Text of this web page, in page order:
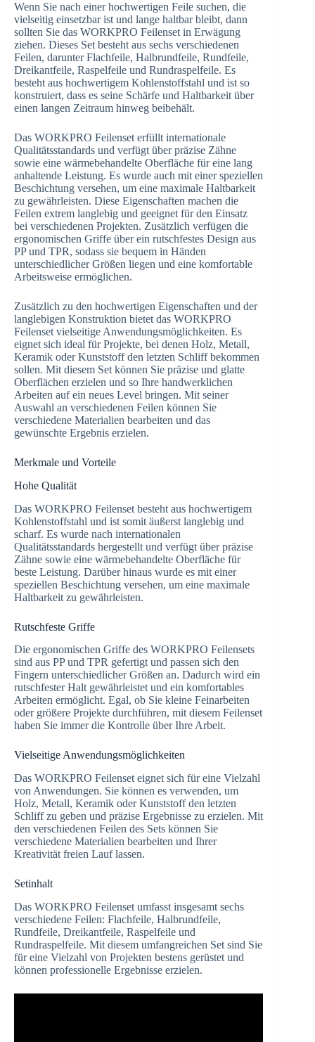
Wenn Sie nach einer hochwertigen Feile suchen, die
vielseitig einsetzbar ist und lange haltbar bleibt, dann
sollten Sie das WORKPRO Feilenset in Erwägung
ziehen. Dieses Set besteht aus sechs verschiedenen
Feilen, darunter Flachfeile, Halbrundfeile, Rundfeile,
Dreikantfeile, Raspelfeile und Rundraspelfeile. Es
besteht aus hochwertigem Kohlenstoffstahl und ist so
konstruiert, dass es seine Schärfe und Haltbarkeit über
einen langen Zeitraum hinweg beibehält.
Das WORKPRO Feilenset erfüllt internationale
Qualitätsstandards und verfügt über präzise Zähne
sowie eine wärmebehandelte Oberfläche für eine lang
anhaltende Leistung. Es wurde auch mit einer speziellen
Beschichtung versehen, um eine maximale Haltbarkeit
zu gewährleisten. Diese Eigenschaften machen die
Feilen extrem langlebig und geeignet für den Einsatz
bei verschiedenen Projekten. Zusätzlich verfügen die
ergonomischen Griffe über ein rutschfestes Design aus
PP und TPR, sodass sie bequem in Händen
unterschiedlicher Größen liegen und eine komfortable
Arbeitsweise ermöglichen.
Zusätzlich zu den hochwertigen Eigenschaften und der
langlebigen Konstruktion bietet das WORKPRO
Feilenset vielseitige Anwendungsmöglichkeiten. Es
eignet sich ideal für Projekte, bei denen Holz, Metall,
Keramik oder Kunststoff den letzten Schliff bekommen
sollen. Mit diesem Set können Sie präzise und glatte
Oberflächen erzielen und so Ihre handwerklichen
Arbeiten auf ein neues Level bringen. Mit seiner
Auswahl an verschiedenen Feilen können Sie
verschiedene Materialien bearbeiten und das
gewünschte Ergebnis erzielen.
Merkmale und Vorteile
Hohe Qualität
Das WORKPRO Feilenset besteht aus hochwertigem
Kohlenstoffstahl und ist somit äußerst langlebig und
scharf. Es wurde nach internationalen
Qualitätsstandards hergestellt und verfügt über präzise
Zähne sowie eine wärmebehandelte Oberfläche für
beste Leistung. Darüber hinaus wurde es mit einer
speziellen Beschichtung versehen, um eine maximale
Haltbarkeit zu gewährleisten.
Rutschfeste Griffe
Die ergonomischen Griffe des WORKPRO Feilensets
sind aus PP und TPR gefertigt und passen sich den
Fingern unterschiedlicher Größen an. Dadurch wird ein
rutschfester Halt gewährleistet und ein komfortables
Arbeiten ermöglicht. Egal, ob Sie kleine Feinarbeiten
oder größere Projekte durchführen, mit diesem Feilenset
haben Sie immer die Kontrolle über Ihre Arbeit.
Vielseitige Anwendungsmöglichkeiten
Das WORKPRO Feilenset eignet sich für eine Vielzahl
von Anwendungen. Sie können es verwenden, um
Holz, Metall, Keramik oder Kunststoff den letzten
Schliff zu geben und präzise Ergebnisse zu erzielen. Mit
den verschiedenen Feilen des Sets können Sie
verschiedene Materialien bearbeiten und Ihrer
Kreativität freien Lauf lassen.
Setinhalt
Das WORKPRO Feilenset umfasst insgesamt sechs
verschiedene Feilen: Flachfeile, Halbrundfeile,
Rundfeile, Dreikantfeile, Raspelfeile und
Rundraspelfeile. Mit diesem umfangreichen Set sind Sie
für eine Vielzahl von Projekten bestens gerüstet und
können professionelle Ergebnisse erzielen.